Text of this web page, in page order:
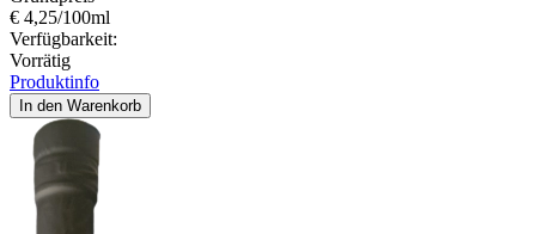
€ 4,25/100ml
Verfügbarkeit:
Vorrätig
Produktinfo
In den Warenkorb